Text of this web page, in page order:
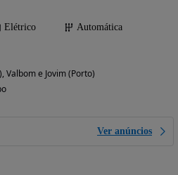
Elétrico
Automática
Valbom e Jovim (Porto)
Ver anúncios